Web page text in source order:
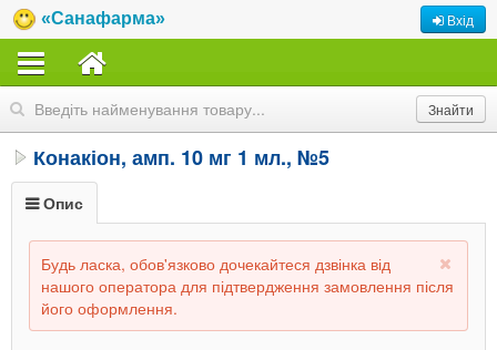
«Санафарма» Вхід
Конакіон, амп. 10 мг 1 мл., №5
Опис
Будь ласка, обов'язково дочекайтеся дзвінка від
нашого оператора для підтвердження замовлення після
його оформлення.